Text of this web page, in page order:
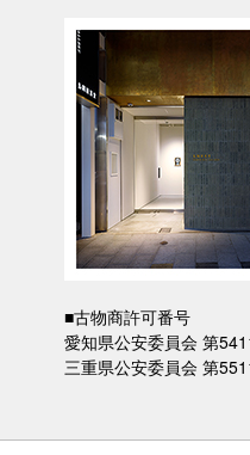
■古物商許可番号
愛知県公安委員会 第
三重県公安委員会 第